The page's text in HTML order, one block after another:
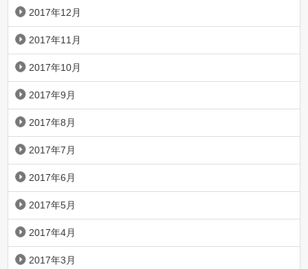
2017年12月
2017年11月
2017年10月
2017年9月
2017年8月
2017年7月
2017年6月
2017年5月
2017年4月
2017年3月